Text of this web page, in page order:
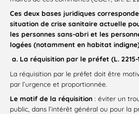
Ces deux bases juridiques
situation de crise sanitaire actuelle
les personnes sans-abri et les
logées (notamment en habitat
a. La réquisition par le préfet (L. 2215-
La réquisition par le préfet doit être
par l’urgence et proportionnée.
Le motif de la réquisition : éviter un
public, dans l’intérêt général ou pour la